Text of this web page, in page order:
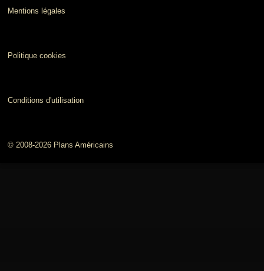
Mentions légales
Politique cookies
Conditions d'utilisation
© 2008-2026 Plans Américains